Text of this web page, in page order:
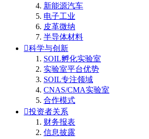
新能源汽车
电子工业
皮革微纳
半导体材料
科学与创新
SOIL孵化实验室
实验室平台优势
SOIL专注领域
CNAS/CMA实验室
合作模式
投资者关系
财务报表
信息披露